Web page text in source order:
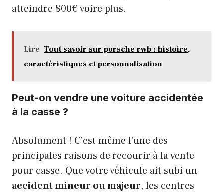
atteindre 800€ voire plus.
Lire Tout savoir sur porsche rwb : histoire,
caractéristiques et personnalisation
Peut-on vendre une voiture accidentée
à la casse ?
Absolument ! C’est même l’une des
principales raisons de recourir à la vente
pour casse. Que votre véhicule ait subi un
accident mineur ou majeur, les centres